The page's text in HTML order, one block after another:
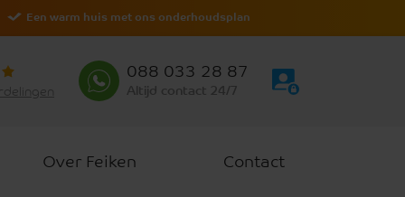
Een warm huis met ons onderhoudsplan
088 033 28 87
Altijd contact 24/7
Over Feiken Contact